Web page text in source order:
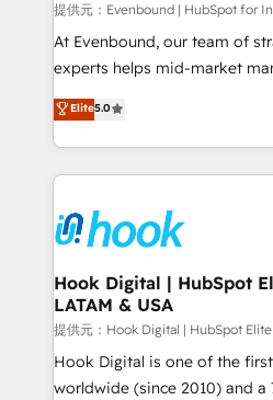
Your team learns while we
broke. Built for mid-market
solutions that work with your
HubSpot partners 🔄 Top 5%
retention 📅 8+ years of
move beyond spreadsheets
that drive real business results.
提供元：Evenbound | HubSpot for
At Evenbound, our team of
experts helps mid-market
achieve real growth. We
tailored solutions that drive
HubSpot’s platform and data
Technical Solutions: - HubSpot Technical Consulting -
Onboarding - Data Migration & Integrations -
Technical Audit & Optimization Strategic Solutions: -
Revenue Operations -
Outbound Marketing -
Design & Development We empower our clients to
reach their full potential by
relationship-driven support. With over 300 HubSpot
Elite5.0
Hook Digital | HubSpot
LATAM & USA
提供元：Hook Digital | HubSpot
Hook Digital is one of the
worldwide (since 2010) and a